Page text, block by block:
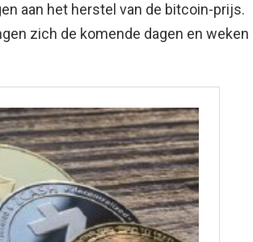
aan het herstel van de bitcoin-prijs.
zich de komende dagen en weken